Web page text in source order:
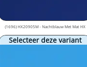
(1696) HX20905M - Nachtblauw Met Mat HX
Selecteer deze variant